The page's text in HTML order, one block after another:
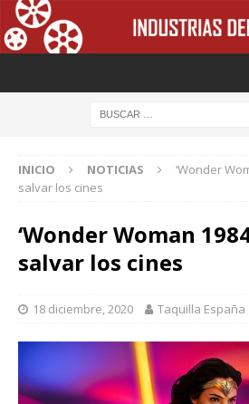
INICIO NOTICIAS
‘Wonder
salvar los cines
‘Wonder Woman
salvar los cines
18 diciembre, 2020 Taquilla España